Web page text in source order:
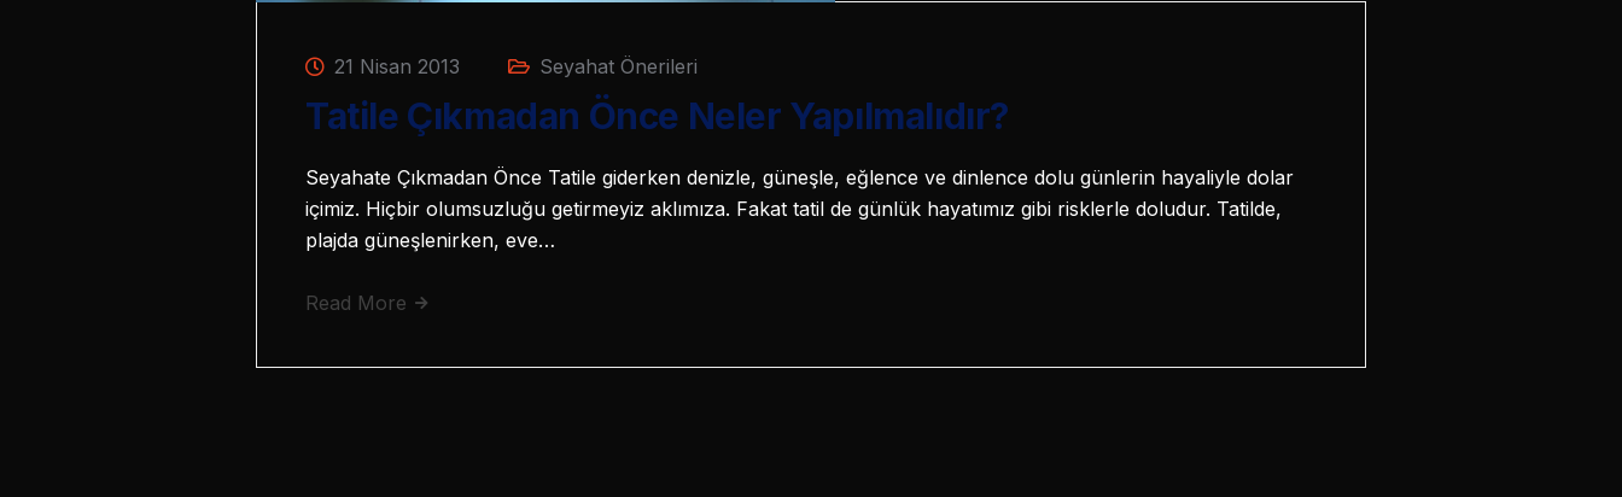
21 Nisan 2013 Seyahat Önerileri
Tatile Çıkmadan Önce Neler Yapılmalıdır?
Seyahate Çıkmadan Önce Tatile giderken denizle, güneşle, eğlence ve dinlence dolu günlerin hayaliyle dolar
içimiz. Hiçbir olumsuzluğu getirmeyiz aklımıza. Fakat tatil de günlük hayatımız gibi risklerle doludur. Tatilde,
plajda güneşlenirken, eve…
Read More